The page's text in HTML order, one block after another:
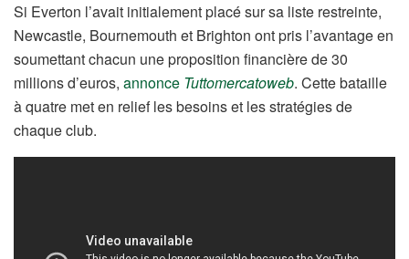
Si Everton l’avait initialement placé sur sa liste restreinte,
Newcastle, Bournemouth et Brighton ont pris l’avantage en
soumettant chacun une proposition financière de 30
millions d’euros, annonce Tuttomercatoweb. Cette bataille
à quatre met en relief les besoins et les stratégies de
chaque club.